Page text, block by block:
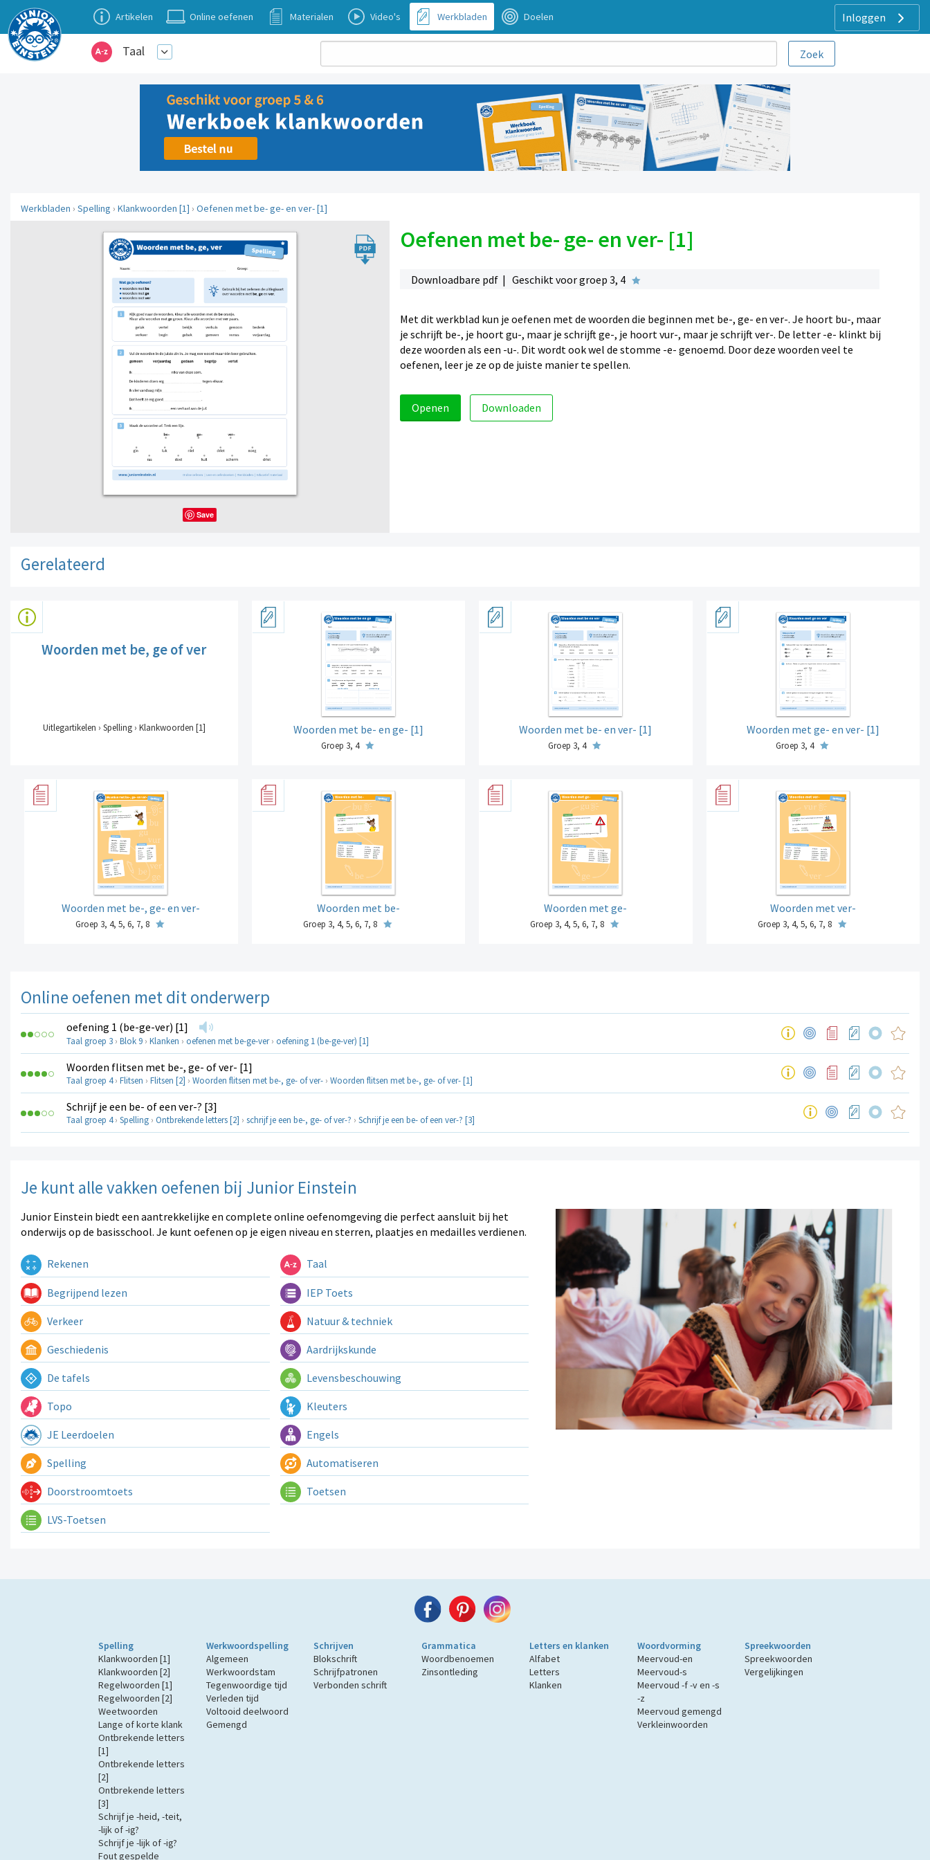
Inloggen
Artikelen Online oefenen Materialen Video's Werkbladen Doelen
Taal
Werkbladen › Spelling › Klankwoorden [1] › Oefenen met be- ge- en ver- [1]
Oefenen met be- ge- en ver- [1]
Downloadbare pdf | Geschikt voor groep 3, 4
Met dit werkblad kun je oefenen met de woorden die beginnen met be-, ge- en ver-. Je hoort bu-, maar
je schrijft be-, je hoort gu-, maar je schrijft ge-, je hoort vur-, maar je schrijft ver-. De letter -e- klinkt bij
deze woorden als een -u-. Dit wordt ook wel de stomme -e- genoemd. Door deze woorden veel te
oefenen, leer je ze op de juiste manier te spellen.
Openen Downloaden
Save
Gerelateerd
Woorden met be, ge of ver
Uitlegartikelen › Spelling › Klankwoorden [1] Woorden met be- en ge- [1]
Groep 3, 4
Woorden met be- en ver- [1]
Groep 3, 4
Woorden met ge- en ver- [1]
Groep 3, 4
Woorden met be-, ge- en ver-
Groep 3, 4, 5, 6, 7, 8
Woorden met be-
Groep 3, 4, 5, 6, 7, 8
Woorden met ge-
Groep 3, 4, 5, 6, 7, 8
Woorden met ver-
Groep 3, 4, 5, 6, 7, 8
Online oefenen met dit onderwerp
oefening 1 (be-ge-ver) [1]
Taal groep 3 › Blok 9 › Klanken › oefenen met be-ge-ver› oefening 1 (be-ge-ver) [1]
Woorden flitsen met be-, ge- of ver- [1]
Taal groep 4› Flitsen › Flitsen [2] › Woorden flitsen met be-, ge- of ver- › Woorden flitsen met be-, ge- of ver- [1]
Schrijf je een be- of een ver-? [3]
Taal groep 4› Spelling › Ontbrekende letters [2] › schrijf je een be-, ge- of ver-? › Schrijf je een be- of een ver-? [3]
Je kunt alle vakken oefenen bij Junior Einstein
Junior Einstein biedt een aantrekkelijke en complete online oefenomgeving die perfect aansluit bij het
onderwijs op de basisschool. Je kunt oefenen op je eigen niveau en sterren, plaatjes en medailles verdienen.
Rekenen Taal
Begrijpend lezen IEP Toets
Verkeer Natuur & techniek
Geschiedenis Aardrijkskunde
De tafels Levensbeschouwing
Topo Kleuters
JE Leerdoelen Engels
Spelling Automatiseren
Doorstroomtoets Toetsen
LVS-Toetsen
Spelling
Klankwoorden [1]
Klankwoorden [2]
Regelwoorden [1]
Regelwoorden [2]
Weetwoorden
Lange of korte klank
Ontbrekende letters
[1]
Ontbrekende letters
[2]
Ontbrekende letters
[3]
Schrijf je -heid, -teit,
-lijk of -ig?
Schrijf je -lijk of -ig?
Fout gespelde
Werkwoordspelling
Algemeen
Werkwoordstam
Tegenwoordige tijd
Verleden tijd
Voltooid deelwoord
Gemengd
Schrijven
Blokschrift
Schrijfpatronen
Verbonden schrift
Grammatica
Woordbenoemen
Zinsontleding
Letters en klanken
Alfabet
Letters
Klanken
Woordvorming
Meervoud-en
Meervoud-s
Meervoud -f -v en -s
-z
Meervoud gemengd
Verkleinwoorden
Spreekwoorden
Spreekwoorden
Vergelijkingen